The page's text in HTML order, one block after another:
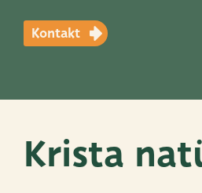
Kontakt
Krista